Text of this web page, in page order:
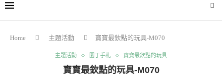
Home 主題活動 寶寶最欽點的玩具-M070
主題活動 園丁手札 寶寶最欽點的玩具
寶寶最欽點的玩具-M070